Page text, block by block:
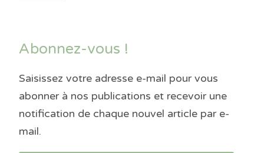
Abonnez-vous !
Saisissez votre adresse e-mail pour vous
abonner à nos publications et recevoir une
notification de chaque nouvel article par e-
mail.